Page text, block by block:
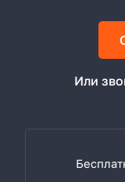
Или